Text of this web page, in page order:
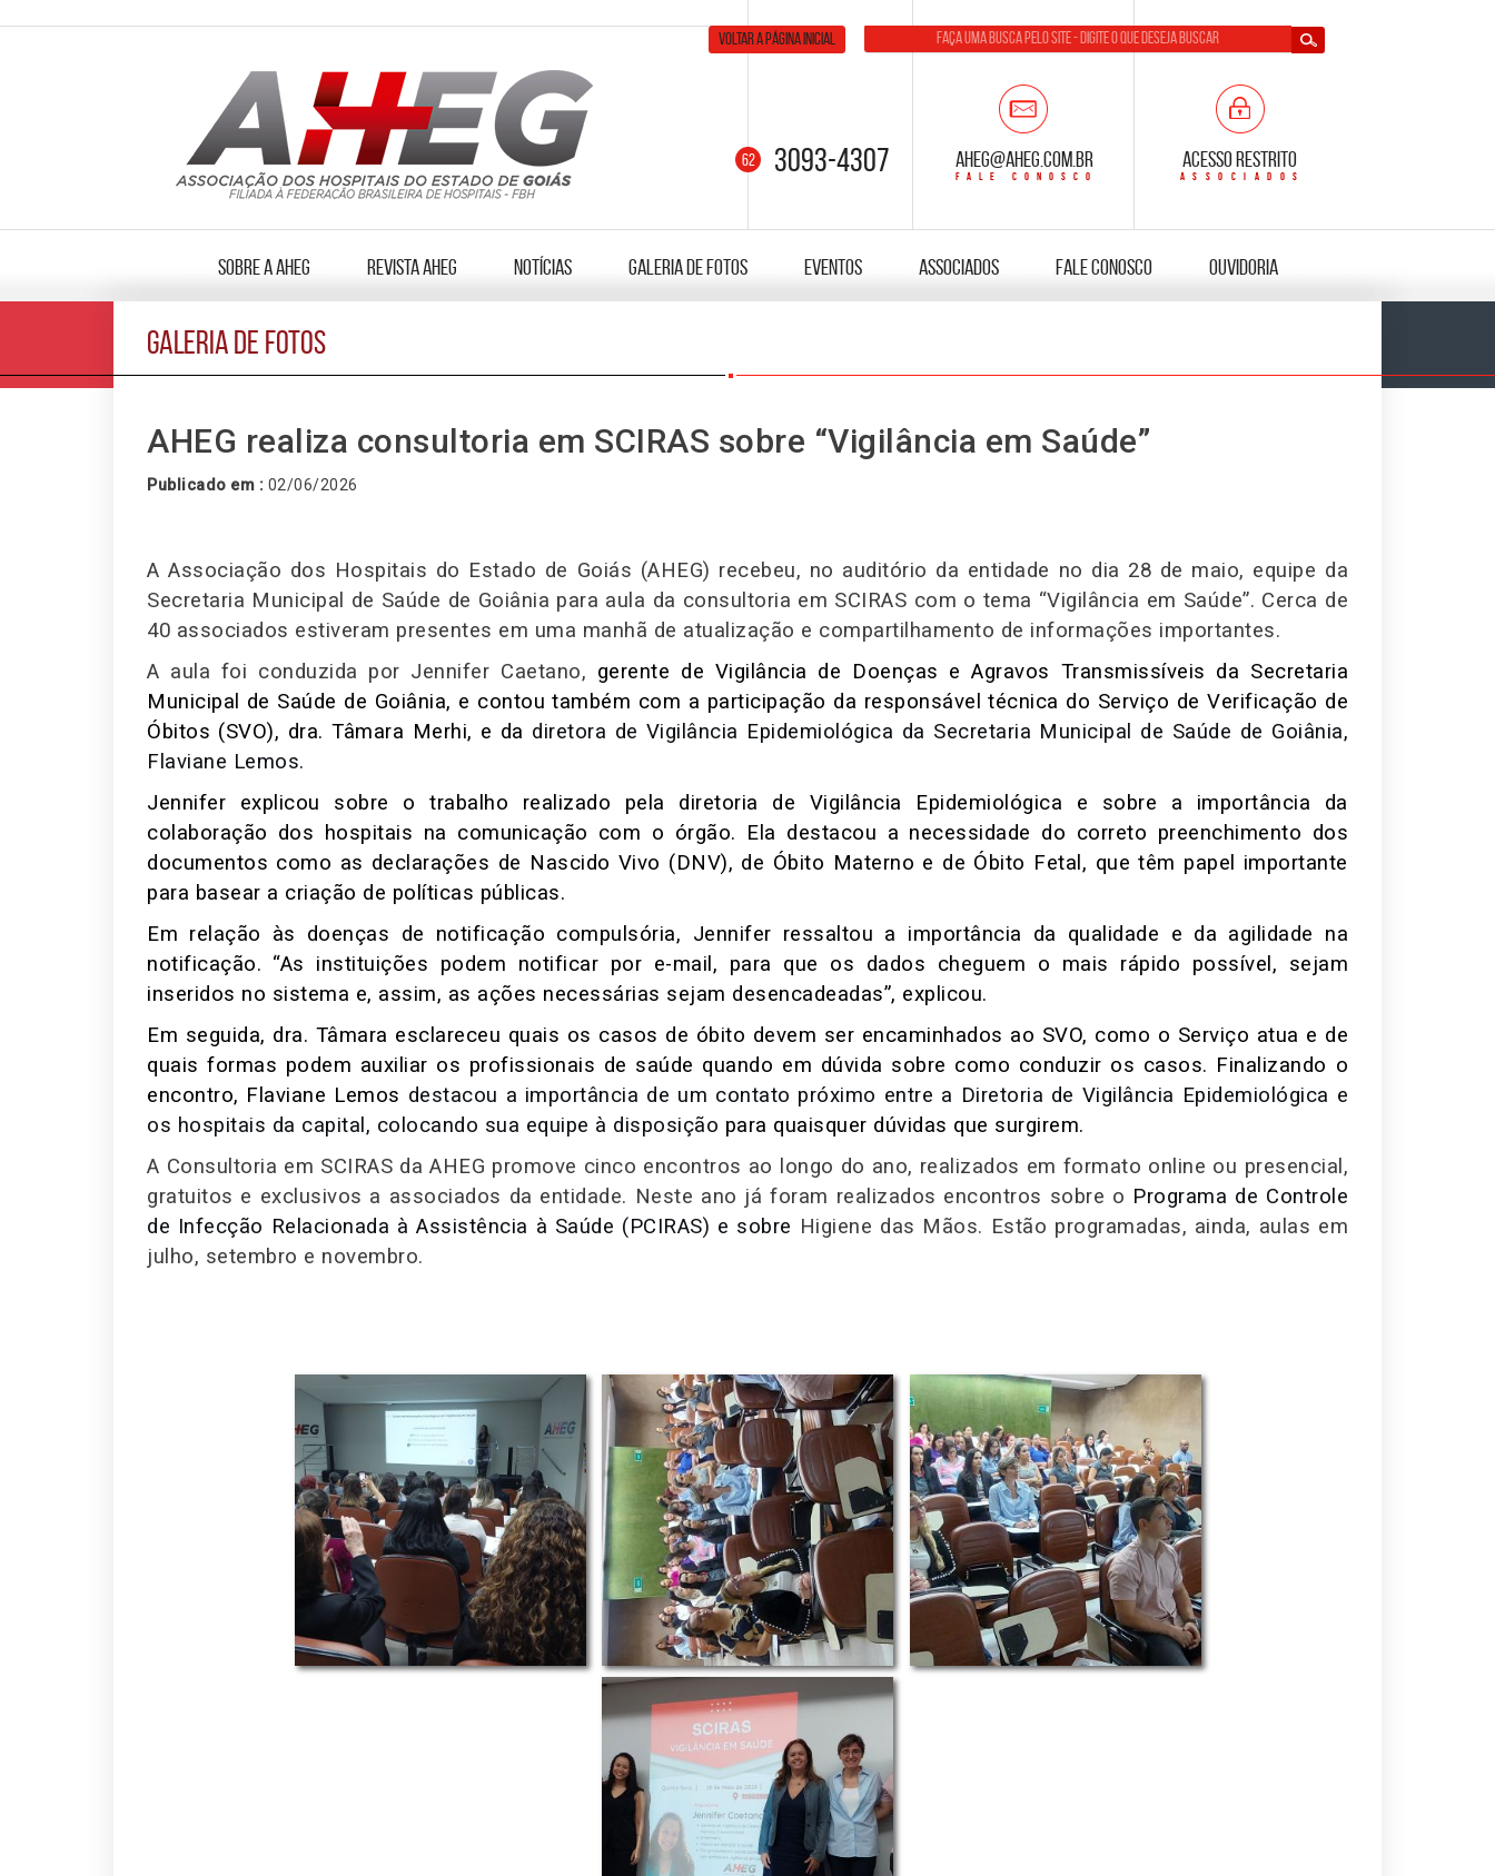
Voltar a página inicial
3093-4307 aheg@aheg.com.br Acesso Restrito
Sobre a AHEG Revista AHEG Notícias Galeria de fotos Eventos Associados Fale Conosco Ouvidoria
GALERIA DE FOTOS
AHEG realiza consultoria em SCIRAS sobre “Vigilância em Saúde”
Publicado em : 02/06/2026
A Associação dos Hospitais do Estado de Goiás (AHEG) recebeu, no auditório da entidade no dia 28 de maio, equipe da
Secretaria Municipal de Saúde de Goiânia para aula da consultoria em SCIRAS com o tema “Vigilância em Saúde”. Cerca de
40 associados estiveram presentes em uma manhã de atualização e compartilhamento de informações importantes.
A aula foi conduzida por Jennifer Caetano, gerente de Vigilância de Doenças e Agravos Transmissíveis da Secretaria
Municipal de Saúde de Goiânia, e contou também com a participação da responsável técnica do Serviço de Verificação de
Óbitos (SVO), dra. Tâmara Merhi, e da diretora de Vigilância Epidemiológica da Secretaria Municipal de Saúde de Goiânia,
Flaviane Lemos.
Jennifer explicou sobre o trabalho realizado pela diretoria de Vigilância Epidemiológica e sobre a importância da
colaboração dos hospitais na comunicação com o órgão. Ela destacou a necessidade do correto preenchimento dos
documentos como as declarações de Nascido Vivo (DNV), de Óbito Materno e de Óbito Fetal, que têm papel importante
para basear a criação de políticas públicas.
Em relação às doenças de notificação compulsória, Jennifer ressaltou a importância da qualidade e da agilidade na
notificação. “As instituições podem notificar por e-mail, para que os dados cheguem o mais rápido possível, sejam
inseridos no sistema e, assim, as ações necessárias sejam desencadeadas”, explicou.
Em seguida, dra. Tâmara esclareceu quais os casos de óbito devem ser encaminhados ao SVO, como o Serviço atua e de
quais formas podem auxiliar os profissionais de saúde quando em dúvida sobre como conduzir os casos. Finalizando o
encontro, Flaviane Lemos destacou a importância de um contato próximo entre a Diretoria de Vigilância Epidemiológica e
os hospitais da capital, colocando sua equipe à disposição para quaisquer dúvidas que surgirem.
A Consultoria em SCIRAS da AHEG promove cinco encontros ao longo do ano, realizados em formato online ou presencial,
gratuitos e exclusivos a associados da entidade. Neste ano já foram realizados encontros sobre o Programa de Controle
de Infecção Relacionada à Assistência à Saúde (PCIRAS) e sobre Higiene das Mãos. Estão programadas, ainda, aulas em
julho, setembro e novembro.